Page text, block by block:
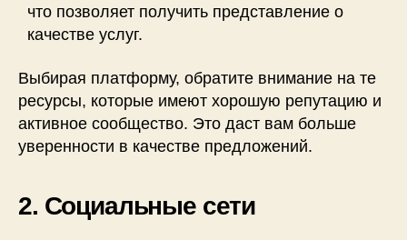
что позволяет получить представление о
качестве услуг.
Выбирая платформу, обратите внимание на те
ресурсы, которые имеют хорошую репутацию и
активное сообщество. Это даст вам больше
уверенности в качестве предложений.
2. Социальные сети